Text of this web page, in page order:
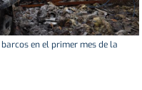
barcos en el primer mes de la